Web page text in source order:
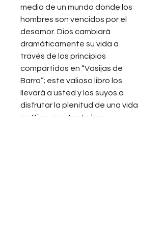
medio de un mundo donde los
hombres son vencidos por el
desamor. Dios cambiará
dramáticamente su vida a
través de los principios
compartidos en “Vasijas de
Barro”; este valioso libro los
llevará a usted y los suyos a
disfrutar la plenitud de una vida
en Dios, que tanto han